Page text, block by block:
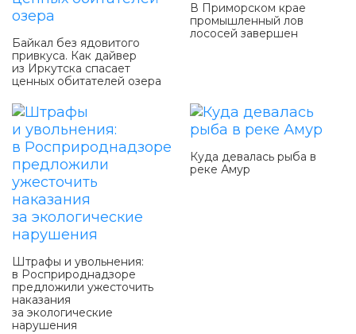
Байкал без ядовитого
привкуса. Как дайвер
из Иркутска спасает
ценных обитателей озера
В Приморском крае
промышленный лов
лососей завершен
Штрафы и увольнения:
в Росприроднадзоре
предложили ужесточить
наказания
за экологические
нарушения
Куда девалась рыба в
реке Амур